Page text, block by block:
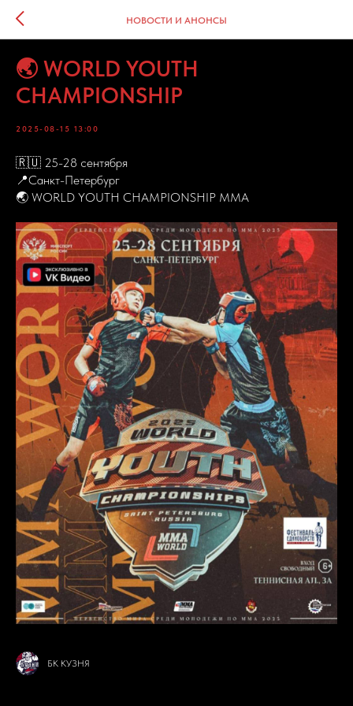
НОВОСТИ И АНОНСЫ
🌏 WORLD YOUTH
CHAMPIONSHIP
2025-08-15 13:00
🇷🇺 25-28 сентября
📍Санкт-Петербург
🌏 WORLD YOUTH CHAMPIONSHIP MMA
БК КУЗНЯ